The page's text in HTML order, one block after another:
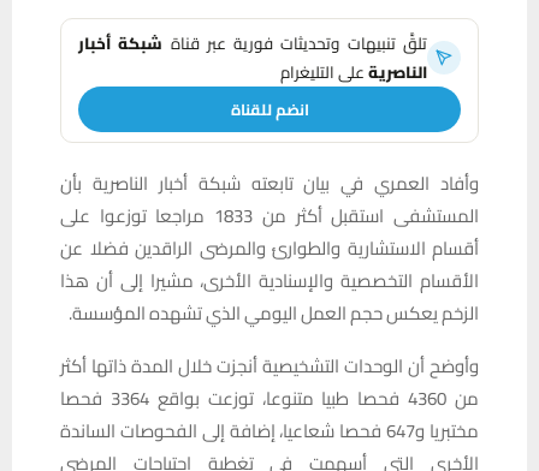
تلقَّ تنبيهات وتحديثات فورية عبر قناة شبكة أخبار
الناصريةعلى التليغرام
انضم للقناة
وأفاد العمري في بيان تابعته شبكة أخبار الناصرية بأن
المستشفى استقبل أكثر من 1833 مراجعا توزعوا على
أقسام الاستشارية والطوارئ والمرضى الراقدين فضلا عن
الأقسام التخصصية والإسنادية الأخرى، مشيرا إلى أن هذا
الزخم يعكس حجم العمل اليومي الذي تشهده المؤسسة.
وأوضح أن الوحدات التشخيصية أنجزت خلال المدة ذاتها أكثر
من 4360 فحصا طبيا متنوعا، توزعت بواقع 3364 فحصا
مختبريا و647 فحصا شعاعيا، إضافة إلى الفحوصات الساندة
الأخرى التي أسهمت في تغطية احتياجات المرضى